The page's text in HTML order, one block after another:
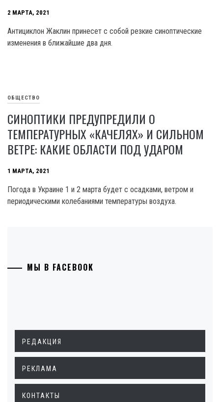
2 МАРТА, 2021
Антициклон Жаклин принесет с собой резкие синоптические
изменения в ближайшие два дня.
ОБЩЕСТВО
СИНОПТИКИ ПРЕДУПРЕДИЛИ О
ТЕМПЕРАТУРНЫХ «КАЧЕЛЯХ» И СИЛЬНОМ
ВЕТРЕ: КАКИЕ ОБЛАСТИ ПОД УДАРОМ
1 МАРТА, 2021
Погода в Украине 1 и 2 марта будет с осадками, ветром и
периодическими колебаниями температуры воздуха.
МЫ В FACEBOOK
РЕДАКЦИЯ
РЕКЛАМА
КОНТАКТЫ